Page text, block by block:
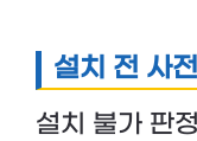
설치 전 사
설치 불가 판